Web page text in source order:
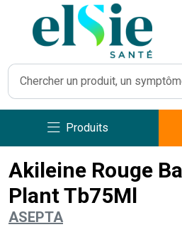
Produits
Akileine Rouge
Plant Tb75Ml
ASEPTA